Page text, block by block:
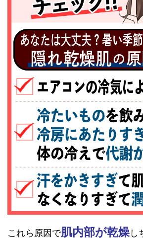
これら原因で肌内部が乾燥し